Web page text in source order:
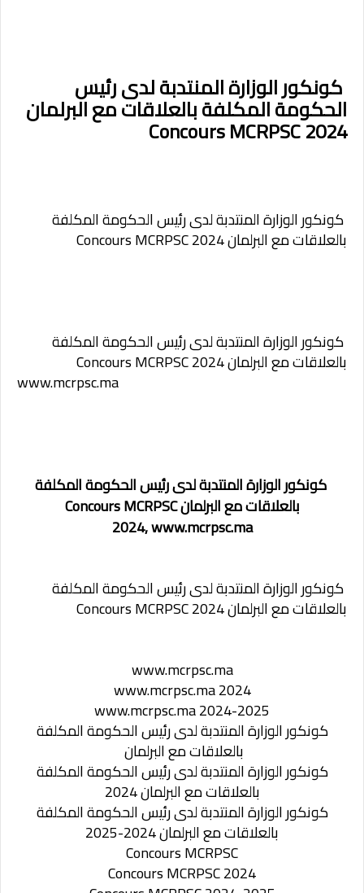
كونكور الوزارة المنتدبة لدى رئيس
الحكومة المكلفة بالعلاقات مع البرلمان
Concours MCRPSC 2024
كونكور الوزارة المنتدبة لدى رئيس الحكومة المكلفة
بالعلاقات مع البرلمان Concours MCRPSC 2024
كونكور الوزارة المنتدبة لدى رئيس الحكومة المكلفة
بالعلاقات مع البرلمان Concours MCRPSC 2024
www.mcrpsc.ma
كونكور الوزارة المنتدبة لدى رئيس الحكومة المكلفة
بالعلاقات مع البرلمان Concours MCRPSC
2024,www.mcrpsc.ma
كونكور الوزارة المنتدبة لدى رئيس الحكومة المكلفة
بالعلاقات مع البرلمان Concours MCRPSC 2024
www.mcrpsc.ma
www.mcrpsc.ma 2024
www.mcrpsc.ma 2024-2025
كونكور الوزارة المنتدبة لدى رئيس الحكومة المكلفة
بالعلاقات مع البرلمان
كونكور الوزارة المنتدبة لدى رئيس الحكومة المكلفة
بالعلاقات مع البرلمان 2024
كونكور الوزارة المنتدبة لدى رئيس الحكومة المكلفة
بالعلاقات مع البرلمان 2024-2025
Concours MCRPSC
Concours MCRPSC 2024